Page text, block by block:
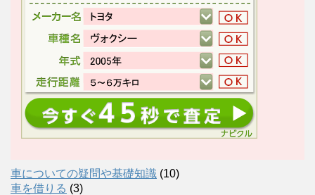
車についての疑問や基礎知識 (10)
車を借りる (3)